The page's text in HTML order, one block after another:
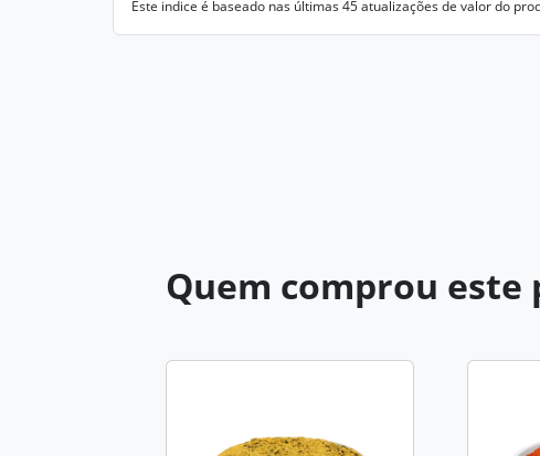
Este indice é baseado nas últimas 45 atualizações de valor do
Quem comprou